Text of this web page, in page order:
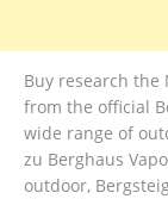
Buy research the
from the official
wide range of
zu Berghaus
outdoor,